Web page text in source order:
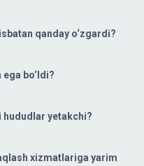
qanday o‘zgardi?
bo‘ldi?
hududlar yetakchi?
xizmatlariga yarim